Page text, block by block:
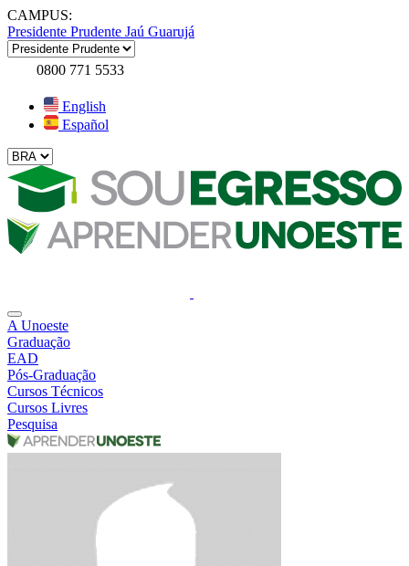
CAMPUS:
Presidente Prudente Jaú Guarujá
0800 771 5533
English
Español
A Unoeste
Graduação
EAD
Pós-Graduação
Cursos Técnicos
Cursos Livres
Pesquisa